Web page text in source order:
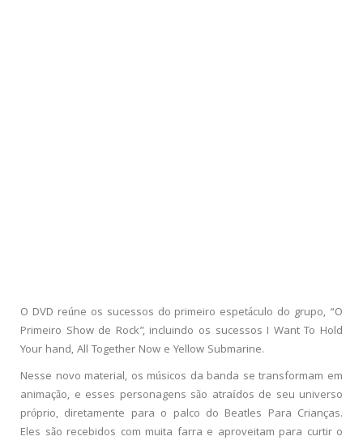
O DVD reúne os sucessos do primeiro espetáculo do grupo, “O
Primeiro Show de Rock”, incluindo os sucessos I Want To Hold
Your hand, All Together Now e Yellow Submarine.
Nesse novo material, os músicos da banda se transformam em
animação, e esses personagens são atraídos de seu universo
próprio, diretamente para o palco do Beatles Para Crianças.
Eles são recebidos com muita farra e aproveitam para curtir o